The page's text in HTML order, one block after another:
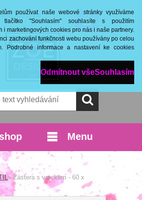
používat naše webové stránky využíváme
"Souhlasím" souhlasíte s použitím
i marketingových cookies pro nás i naše partnery.
zachování funkčnosti webu používány po celou
Podrobné informace a nastavení ke cookies
Odmítnout všeSouhlasím
Nová registrace
Menu
» Zástera s vreckom - 60 x